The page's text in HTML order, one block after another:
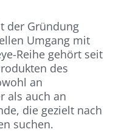
der Gründung
Umgang mit
Reihe gehört seit
des
an
als auch an
die gezielt nach
suchen.